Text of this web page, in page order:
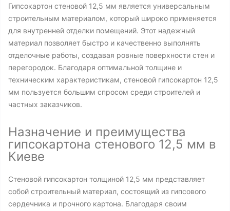
Гипсокартон стеновой 12,5 мм является универсальным
строительным материалом, который широко применяется
для внутренней отделки помещений. Этот надежный
материал позволяет быстро и качественно выполнять
отделочные работы, создавая ровные поверхности стен и
перегородок. Благодаря оптимальной толщине и
техническим характеристикам, стеновой гипсокартон 12,5
мм пользуется большим спросом среди строителей и
частных заказчиков.
Назначение и преимущества
гипсокартона стенового 12,5 мм в
Киеве
Стеновой гипсокартон толщиной 12,5 мм представляет
собой строительный материал, состоящий из гипсового
сердечника и прочного картона. Благодаря своим